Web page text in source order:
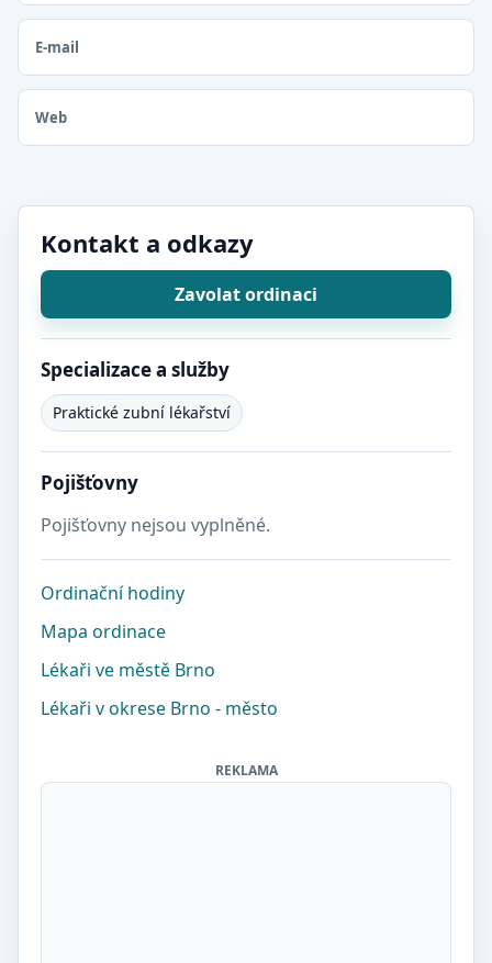
E-mail
Web
Kontakt a odkazy
Zavolat ordinaci
Specializace a služby
Praktické zubní lékařství
Pojišťovny
Pojišťovny nejsou vyplněné.
Ordinační hodiny
Mapa ordinace
Lékaři ve městě Brno
Lékaři v okrese Brno - město
REKLAMA